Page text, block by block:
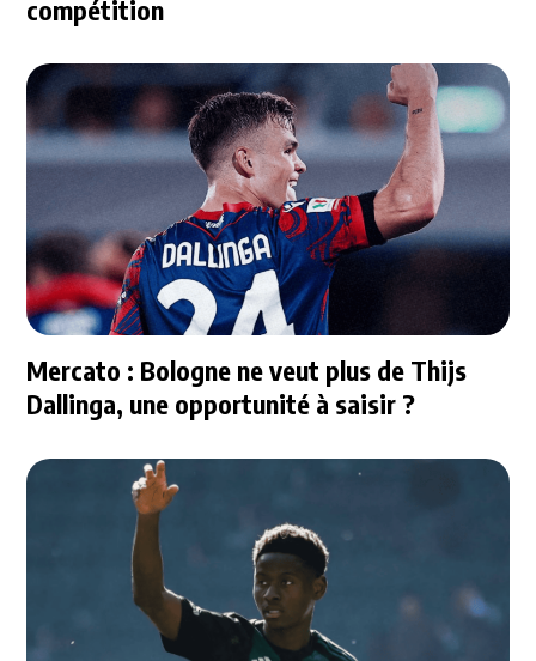
compétition
Mercato : Bologne ne veut plus de Thijs
Dallinga, une opportunité à saisir ?